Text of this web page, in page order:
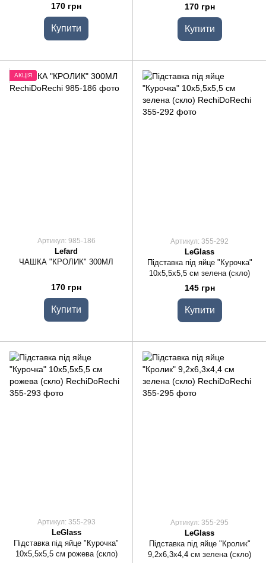
170 грн
Купити
170 грн
Купити
АКЦІЯ
Артикул: 985-186
Lefard
ЧАШКА "КРОЛИК" 300МЛ
170 грн
Купити
Артикул: 355-292
LeGlass
Підставка під яйце "Курочка"
10х5,5х5,5 см зелена (скло)
145 грн
Купити
Артикул: 355-293
LeGlass
Підставка під яйце "Курочка"
10х5,5х5,5 см рожева (скло)
Артикул: 355-295
LeGlass
Підставка під яйце "Кролик"
9,2х6,3х4,4 см зелена (скло)